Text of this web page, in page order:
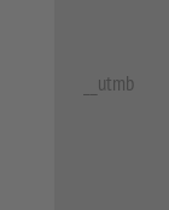
__utmb